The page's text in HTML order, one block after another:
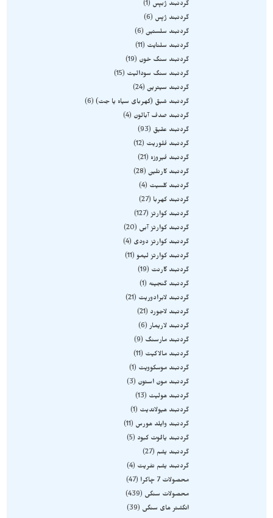
گردنبند ژبپس
1
گردنبند ژپس
6
گردنبند سلستین 6
گردنبند سلنایت
11
گردنبند سنگ خون
19
گردنبند سنگ سودالیت
15
گردنبند سیترین 24
گردنبند شبق (کهربای سیاه یا جت) 6
گردنبند صدف آبالون
4
گردنبند عقیق
93
گردنبند فلوریت
12
گردنبند فیروزه
21
گردنبند کارنلین 28
گردنبند کلسیت
4
گردنبند کهربا
27
گردنبند کوارتز
127
گردنبند کوارتز آبی
20
گردنبند کوارتز دودی
4
گردنبند کوارتز لیمو
11
گردنبند گارنت
19
گردنبند گنجینه
1
گردنبند لابرادوریت
21
گردنبند لاجورد
21
گردنبند لاریمار
6
گردنبند مارسنگ
9
گردنبند مالاکیت
11
گردنبند موسکوویت
1
گردنبند مون استون
3
گردنبند هولیت
13
گردنبند هیولاندیت
1
گردنبند وایلد هورس
11
گردنبند یاقوت کبود
5
گردنبند یشم
27
گردنبند یشم نفریت
4
محصولات 7 چاکرا
47
محصولات سنگی
439
انگشتر های سنگی
39